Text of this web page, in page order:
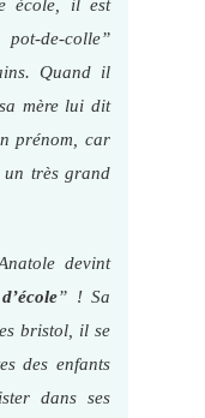
école, il est
de-colle”
Quand il
mère lui dit
prénom, car
un très grand
devint
” ! Sa
bristol, il se
des enfants
dans ses